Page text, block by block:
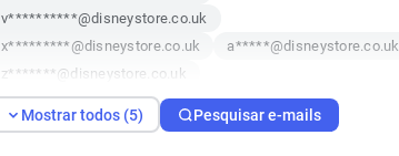
v**********@disneystore.co.uk
x*********@disneystore.co.uk
a*****@disneystore.co.uk
z*******@disneystore.co.uk
Mostrar todos (5) Pesquisar e-mails